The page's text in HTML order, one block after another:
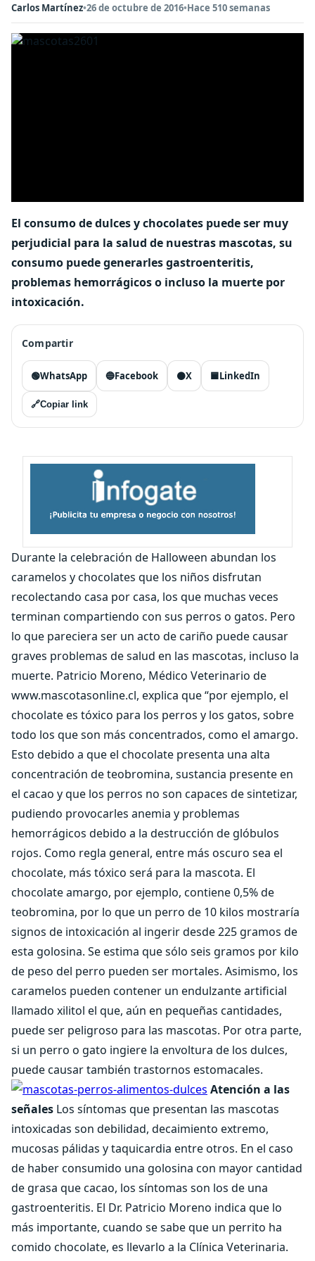
Carlos Martínez•26 de octubre de 2016•Hace 510 semanas
El consumo de dulces y chocolates puede ser muy
perjudicial para la salud de nuestras mascotas, su
consumo puede generarles gastroenteritis,
problemas hemorrágicos o incluso la muerte por
intoxicación.
Compartir
🟢WhatsApp 🔵Facebook ⚫X 🟦LinkedIn
🔗Copiar link
Durante la celebración de Halloween abundan los
caramelos y chocolates que los niños disfrutan
recolectando casa por casa, los que muchas veces
terminan compartiendo con sus perros o gatos. Pero
lo que pareciera ser un acto de cariño puede causar
graves problemas de salud en las mascotas, incluso la
muerte. Patricio Moreno, Médico Veterinario de
www.mascotasonline.cl, explica que “por ejemplo, el
chocolate es tóxico para los perros y los gatos, sobre
todo los que son más concentrados, como el amargo.
Esto debido a que el chocolate presenta una alta
concentración de teobromina, sustancia presente en
el cacao y que los perros no son capaces de sintetizar,
pudiendo provocarles anemia y problemas
hemorrágicos debido a la destrucción de glóbulos
rojos. Como regla general, entre más oscuro sea el
chocolate, más tóxico será para la mascota. El
chocolate amargo, por ejemplo, contiene 0,5% de
teobromina, por lo que un perro de 10 kilos mostraría
signos de intoxicación al ingerir desde 225 gramos de
esta golosina. Se estima que sólo seis gramos por kilo
de peso del perro pueden ser mortales. Asimismo, los
caramelos pueden contener un endulzante artificial
llamado xilitol el que, aún en pequeñas cantidades,
puede ser peligroso para las mascotas. Por otra parte,
si un perro o gato ingiere la envoltura de los dulces,
puede causar también trastornos estomacales.
Atención a las
señales Los síntomas que presentan las mascotas
intoxicadas son debilidad, decaimiento extremo,
mucosas pálidas y taquicardia entre otros. En el caso
de haber consumido una golosina con mayor cantidad
de grasa que cacao, los síntomas son los de una
gastroenteritis. El Dr. Patricio Moreno indica que lo
más importante, cuando se sabe que un perrito ha
comido chocolate, es llevarlo a la Clínica Veterinaria.